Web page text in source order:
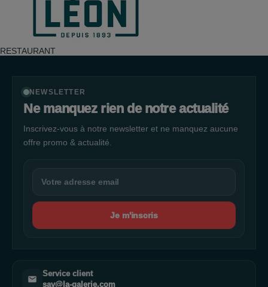
RESTAURANT
NEWSLETTER
Ne manquez rien de notre actualité
Inscrivez-vous à notre newsletter et ne manquez aucune
offre promo & actualité.
Je m'inscris
Service client
sav@la-galerie.com